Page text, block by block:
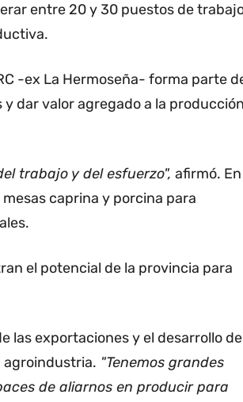
entre 20 y 30 puestos de
-ex La Hermoseña- forma parte
dar valor agregado a la
trabajo y del esfuerzo", afirmó. En
caprina y porcina para
el potencial de la provincia para
las exportaciones y el desarrollo de
agroindustria. "Tenemos grandes
de aliarnos en producir para